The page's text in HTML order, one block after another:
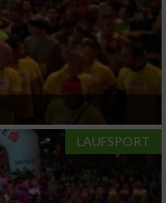
LAUFSPORT